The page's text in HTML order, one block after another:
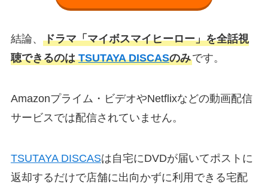
結論、 ドラマ「マイボスマイヒーロー」を全話視
聴できるのはTSUTAYA DISCASのみです。
Amazonプライム・ビデオやNetflixなどの動画配信
サービスでは配信されていません。
TSUTAYA DISCASは自宅にDVDが届いてポストに
返却するだけで店舗に出向かずに利用できる宅配